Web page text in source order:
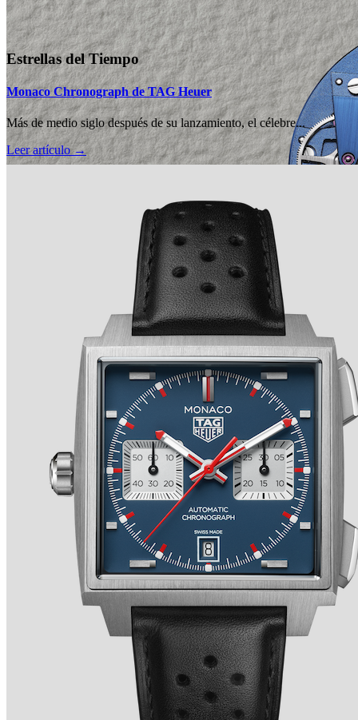
TRADITION SECONDE RÉTROGRADE 7037 de
Estrellas del Tiempo
Monaco Chronograph de TAG Heuer
Más de medio siglo después de su lanzamiento, el célebre...
Leer artículo →